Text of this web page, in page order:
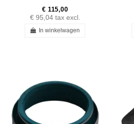
€ 115,00
€ 95,04 tax excl.
In winkelwagen